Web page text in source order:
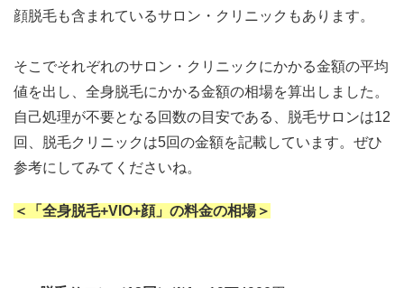
顔脱毛も含まれているサロン・クリニックもあります。
そこでそれぞれのサロン・クリニックにかかる金額の平均
値を出し、全身脱毛にかかる金額の相場を算出 しました。
自己処理が不要となる回数の目安である、脱毛サロンは12
回、脱毛クリニックは5回の金額を記載しています。ぜひ
参考にしてみてくださいね。
＜「全身脱毛+VIO+顔」の料金の相場＞